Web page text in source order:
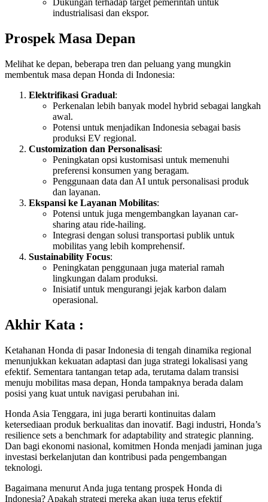
industrialisasi dan ekspor.
Prospek Masa Depan
Melihat ke depan, beberapa tren dan peluang yang mungkin
membentuk masa depan Honda di Indonesia:
Elektrifikasi Gradual:
Perkenalan lebih banyak model hybrid sebagai langkah
awal.
Potensi untuk menjadikan Indonesia sebagai basis
produksi EV regional.
Customization dan Personalisasi:
Peningkatan opsi kustomisasi untuk memenuhi
preferensi konsumen yang beragam.
Penggunaan data dan AI untuk personalisasi produk
dan layanan.
Ekspansi ke Layanan Mobilitas:
Potensi untuk juga mengembangkan layanan car-
sharing atau ride-hailing.
Integrasi dengan solusi transportasi publik untuk
mobilitas yang lebih komprehensif.
Sustainability Focus:
Peningkatan penggunaan juga material ramah
lingkungan dalam produksi.
Inisiatif untuk mengurangi jejak karbon dalam
operasional.
Akhir Kata :
Ketahanan Honda di pasar Indonesia di tengah dinamika regional
menunjukkan kekuatan adaptasi dan juga strategi lokalisasi yang
efektif. Sementara tantangan tetap ada, terutama dalam transisi
menuju mobilitas masa depan, Honda tampaknya berada dalam
posisi yang kuat untuk navigasi perubahan ini.
Honda Asia Tenggara, ini juga berarti kontinuitas dalam
ketersediaan produk berkualitas dan inovatif. Bagi industri, Honda’s
resilience sets a benchmark for adaptability and strategic planning.
Dan bagi ekonomi nasional, komitmen Honda menjadi jaminan juga
investasi berkelanjutan dan kontribusi pada pengembangan
teknologi.
Bagaimana menurut Anda juga tentang prospek Honda di
Indonesia? Apakah strategi mereka akan juga terus efektif